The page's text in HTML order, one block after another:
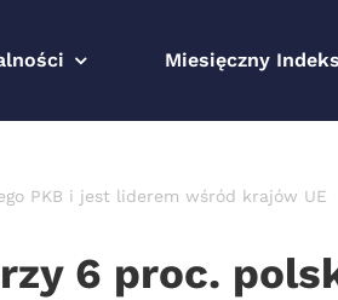
Miesięczny
PKB i jest liderem wśród krajów UE
6 proc.